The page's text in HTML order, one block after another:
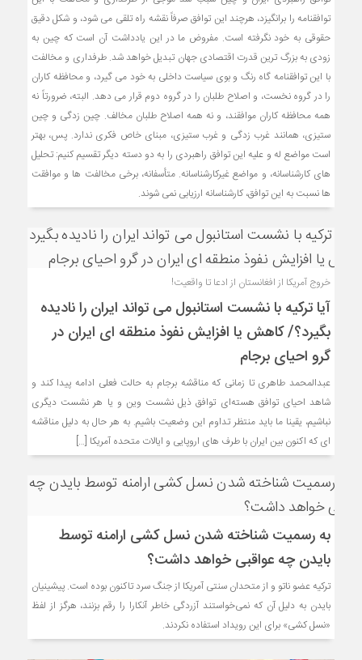
توافقنامه را برانگیزد، هرچند این توافق صرفاً نقشه راه تلقی می شود، و شکل دقیق
حقوقی به خود نگرفته است. مفروض ما در این یادداشت آن است که چین به
زودی به بزرگ ترین قدرت اقتصادی جهان تبدیل خواهد شد. طرفداری و مخالفت
با این توافقنامه گاه رنگ و بوی سیاست داخلی به خود می گیرد، و محافظه کاران
را در گروه نخست، و اصلاح طلبان را در گروه دوم قرار می دهد. البته، ضرورتاً نه
همه محافظه کاران موافقند، و نه همه اصلاح طلبان مخالف. چین زدگی و چین
ستیزی، همانند غرب زدگی و غرب ستیزی، مبنای خاص فکری ندارد. پس، بهتر
است مواضع له و علیه این توافق راهبردی را به دو دسته دیگر تقسیم کنیم: تحلیل
های کارشناسانه، و مواضع غیرکارشناسانه. متأسفانه، برخی مخالفت ها و موافقت
ها نسبت به این توافق، کارشناسانه ارزیابی نمی شوند.
خروج آمریکا از افغانستان از ادعا تا واقعیت!
آیا ترکیه با نشست استانبول می تواند ایران را نادیده
بگیرد؟/ کاهش یا افزایش نفوذ منطقه ای ایران در
گرو احیای برجام
عبدالمحمد طاهری تا زمانی که مناقشه برجام به حالت فعلی ادامه پیدا کند و
شاهد احیای توافق هسته‌ای توافق ذیل نشست وین و یا هر نشست دیگری
نباشیم، یقینا ما باید منتظر تداوم این وضعیت باشیم. به هر حال به دلیل مناقشه
ای که اکنون بین ایران با طرف های اروپایی و ایالات متحده آمریکا […]
به رسمیت شناخته شدن نسل کشی ارامنه توسط
بایدن چه عواقبی خواهد داشت؟
ترکیه عضو ناتو و از متحدان سنتی آمریکا از جنگ سرد تاکنون بوده است. پیشینیان
بایدن به دلیل آن که نمی‌خواستند آزردگی خاطر آنکارا را رقم بزنند، هرگز از لفظ
«نسل‌ کشی» برای این رویداد استفاده نکردند.